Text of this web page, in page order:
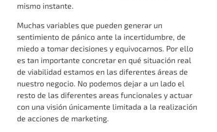
mismo instante.
Muchas variables que pueden generar un
sentimiento de pánico ante la incertidumbre, de
miedo a tomar decisiones y equivocarnos. Por ello
es tan importante concretar en qué situación real
de viabilidad estamos en las diferentes áreas de
nuestro negocio. No podemos dejar a un lado el
resto de las diferentes areas funcionales y actuar
con una visión únicamente limitada a la realización
de acciones de marketing.